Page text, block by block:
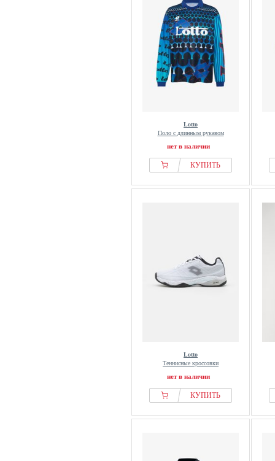
Lotto
Поло с длинным рукавом
нет в наличии
КУПИТЬ
Lotto
Теннисные кроссовки
нет в наличии
КУПИТЬ